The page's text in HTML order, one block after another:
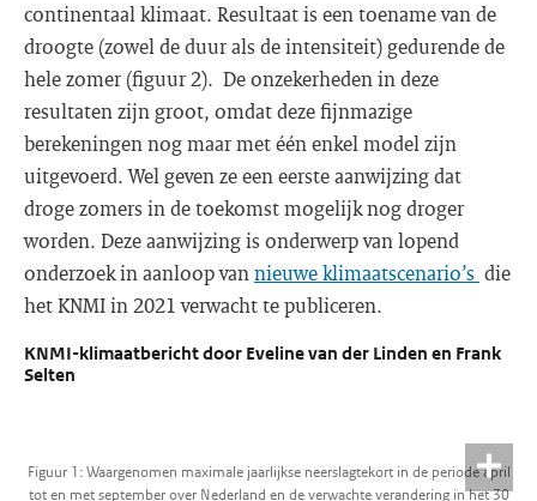
continentaal klimaat. Resultaat is een toename van de
droogte (zowel de duur als de intensiteit) gedurende de
hele zomer (figuur 2). De onzekerheden in deze
resultaten zijn groot, omdat deze fijnmazige
berekeningen nog maar met één enkel model zijn
uitgevoerd. Wel geven ze een eerste aanwijzing dat
droge zomers in de toekomst mogelijk nog droger
worden. Deze aanwijzing is onderwerp van lopend
onderzoek in aanloop van nieuwe klimaatscenario’s die
het KNMI in 2021 verwacht te publiceren.
KNMI-klimaatbericht door Eveline van der Linden en Frank
Selten
Figuur 1: Waargenomen maximale jaarlijkse neerslagtekort in de periode april
tot en met september over Nederland en de verwachte verandering in het 30